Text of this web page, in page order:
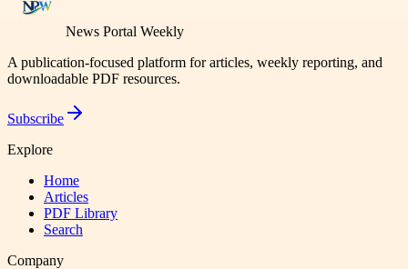
News Portal Weekly
A publication-focused platform for articles, weekly reporting, and
downloadable PDF resources.
Subscribe
Explore
Home
Articles
PDF Library
Search
Company